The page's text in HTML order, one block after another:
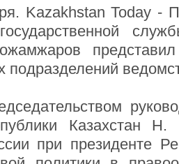
Kazakhstan Today -
подразделений
Казахстан
при президенте